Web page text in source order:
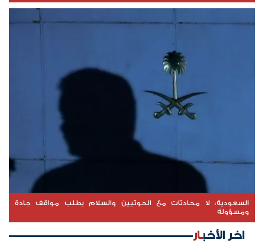
السعودية: لا محادثات مع الحوثيين والسلام يطلب مواقف جادة
ومسؤولة
اخر الأخبار